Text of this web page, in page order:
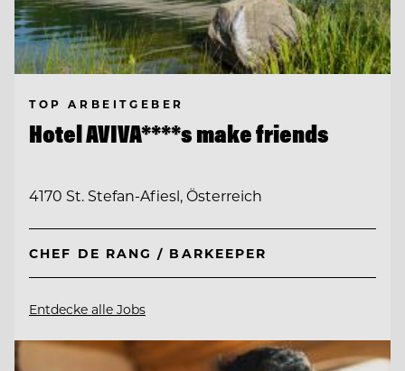
TOP ARBEITGEBER
Hotel AVIVA****s make friends
4170 St. Stefan-Afiesl, Österreich
CHEF DE RANG / BARKEEPER
Entdecke alle Jobs